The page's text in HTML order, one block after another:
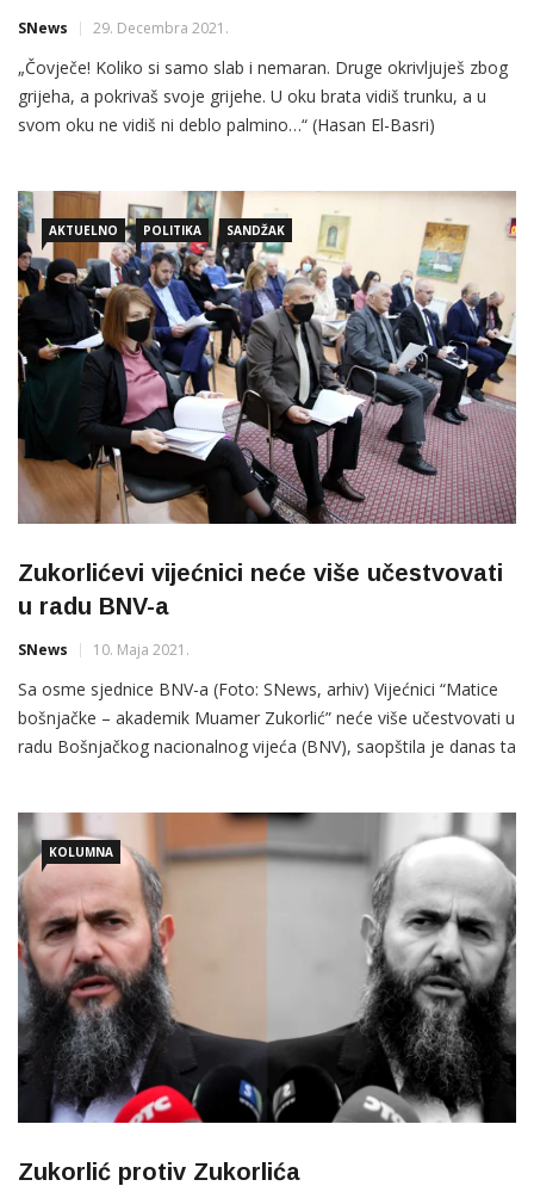
SNews 29. Decembra 2021.
„Čovječe! Koliko si samo slab i nemaran. Druge okrivljuješ zbog
grijeha, a pokrivaš svoje grijehe. U oku brata vidiš trunku, a u
svom oku ne vidiš ni deblo palmino…“ (Hasan El-Basri)
Srbiji (IZuS). Svo vrijeme podjele postoji […]
AKTUELNO POLITIKA SANDŽAK
Zukorlićevi vijećnici neće više učestvovati
u radu BNV-a
SNews 10. Maja 2021.
Sa osme sjednice BNV-a (Foto: SNews, arhiv) Vijećnici “Matice
bošnjačke – akademik Muamer Zukorlić” neće više učestvovati u
radu Bošnjačkog nacionalnog vijeća (BNV), saopštila je danas ta
i SDP, nastavlja sa zloupotrebom […]
KOLUMNA
Zukorlić protiv Zukorlića